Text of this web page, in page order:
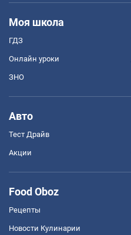
Моя школа
ГДЗ
Онлайн уроки
ЗНО
Авто
Тест Драйв
Акции
Food Oboz
Рецепты
Новости Кулинарии